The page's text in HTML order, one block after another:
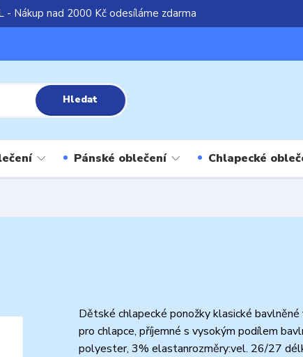
- Nákup nad 2000 Kč odesíláme zdarma
Hledat
Pánské oblečení Chlapecké
Dětské chlapecké ponožky klasické
pro chlapce, příjemné s vysokým podílem
polyester, 3% elastanrozměry:vel. 26/27